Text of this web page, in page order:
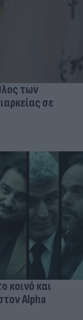
των
σε
κοινό και
Alpha